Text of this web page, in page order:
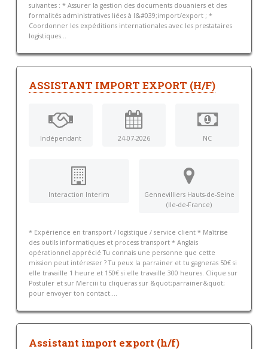
suivantes : * Assurer la gestion des documents douaniers et des
formalités administratives liées à l&#039;import/export ; *
Coordonner les expéditions internationales avec les prestataires
logistiques...
ASSISTANT IMPORT EXPORT (H/F)
Indépendant 24-07-2026 NC
Interaction Interim
Gennevilliers Hauts-de-Seine
(Ile-de-France)
* Expérience en transport / logistique / service client * Maîtrise
des outils informatiques et process transport * Anglais
opérationnel apprécié Tu connais une personne que cette
mission peut intéresser ? Tu peux la parrainer et tu gagneras 50€ si
elle travaille 1 heure et 150€ si elle travaille 300 heures. Clique sur
Postuler et sur Merciii tu cliqueras sur &quot;parrainer&quot;
pour envoyer ton contact....
Assistant import export (h/f)